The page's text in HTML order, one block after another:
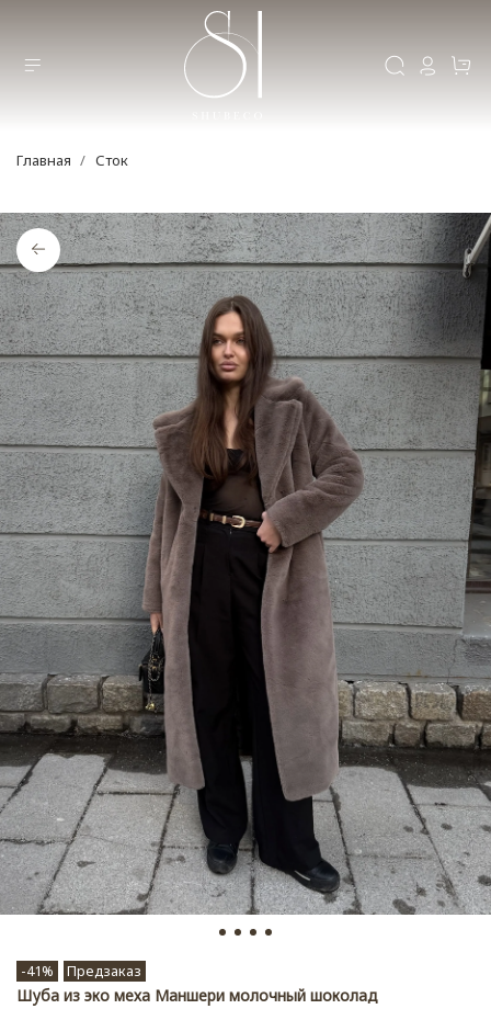
Главная Сток
-41% Предзаказ
Шуба из эко меха Маншери молочный шоколад